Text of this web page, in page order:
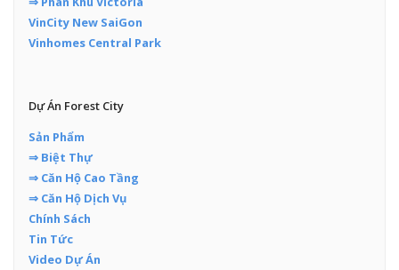
VinCity New SaiGon
Vinhomes Central Park
Dự Án Forest City
Sản Phẩm
⇒ Biệt Thự
⇒ Căn Hộ Cao Tầng
⇒ Căn Hộ Dịch Vụ
Chính Sách
Tin Tức
Video Dự Án